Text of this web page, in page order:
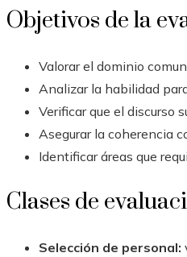
Objetivos de la
Valorar el dominio
Analizar la habilidad
Verificar que el discurso
Asegurar la coherencia
Identificar áreas que
Clases de
Selección de personal: